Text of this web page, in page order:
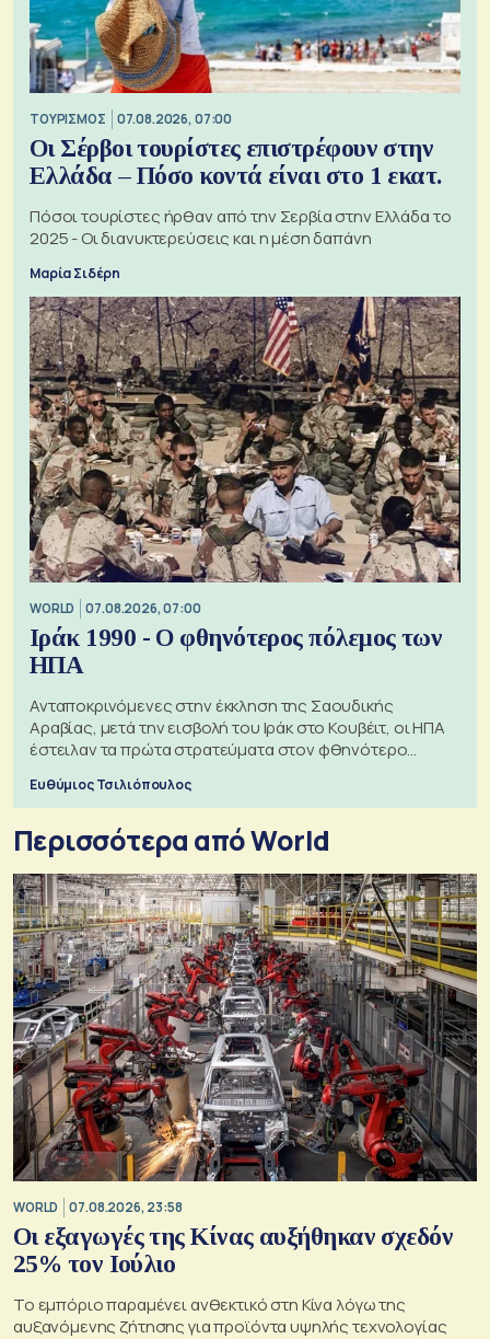
ΤΟΥΡΙΣΜΌΣ 07.08.2026, 07:00
Οι Σέρβοι τουρίστες επιστρέφουν στην
Ελλάδα – Πόσο κοντά είναι στο 1 εκατ.
Πόσοι τουρίστες ήρθαν από την Σερβία στην Ελλάδα το
2025 - Οι διανυκτερεύσεις και η μέση δαπάνη
Μαρία Σιδέρη
WORLD 07.08.2026, 07:00
Ιράκ 1990 - Ο φθηνότερος πόλεμος των
ΗΠΑ
Ανταποκρινόμενες στην έκκληση της Σαουδικής
Αραβίας, μετά την εισβολή του Ιράκ στο Κουβέιτ, οι ΗΠΑ
έστειλαν τα πρώτα στρατεύματα στον φθηνότερο
Ευθύμιος Τσιλιόπουλος
Περισσότερα από World
WORLD 07.08.2026, 23:58
Οι εξαγωγές της Κίνας αυξήθηκαν σχεδόν
25% τον Ιούλιο
Το εμπόριο παραμένει ανθεκτικό στη Κίνα λόγω της
αυξανόμενης ζήτησης για προϊόντα υψηλής τεχνολογίας